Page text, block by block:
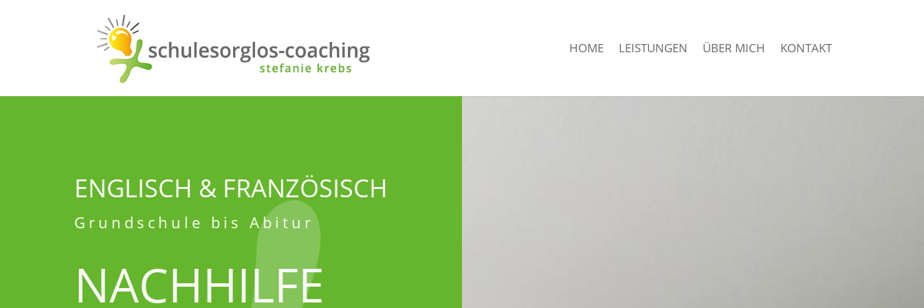
HOME LEISTUNGEN ÜBER MICH KONTAKT
ENGLISCH & FRANZÖSISCH
Grundschule bis Abitur
NACHHILFE